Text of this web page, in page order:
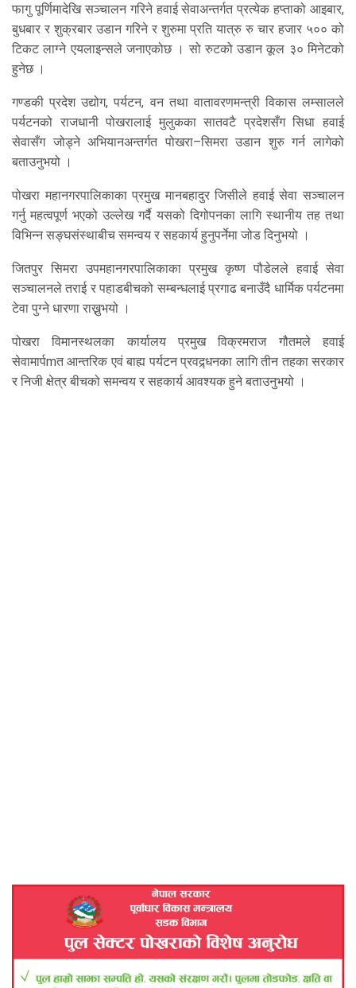
फागु पूर्णिमादेखि सञ्चालन गरिने हवाई सेवाअन्तर्गत प्रत्येक हप्ताको आइबार,
बुधबार र शुक्रबार उडान गरिने र शुरुमा प्रति यात्रु रु चार हजार ५०० को
टिकट लाग्ने एयलाइन्सले जनाएकोछ । सो रुटको उडान कूल ३० मिनेटको
हुनेछ ।
गण्डकी प्रदेश उद्योग, पर्यटन, वन तथा वातावरणमन्त्री विकास लम्सालले
पर्यटनको राजधानी पोखरालाई मुलुकका सातवटै प्रदेशसँग सिधा हवाई
सेवासँग जोड्ने अभियानअन्तर्गत पोखरा–सिमरा उडान शुरु गर्न लागेको
बताउनुभयो ।
पोखरा महानगरपालिकाका प्रमुख मानबहादुर जिसीले हवाई सेवा सञ्चालन
गर्नु महत्वपूर्ण भएको उल्लेख गर्दै यसको दिगोपनका लागि स्थानीय तह तथा
विभिन्न सङ्घसंस्थाबीच समन्वय र सहकार्य हुनुपर्नेमा जोड दिनुभयो ।
जितपुर सिमरा उपमहानगरपालिकाका प्रमुख कृष्ण पौडेलले हवाई सेवा
सञ्चालनले तराई र पहाडबीचको सम्बन्धलाई प्रगाढ बनाउँदै धार्मिक पर्यटनमा
टेवा पुग्ने धारणा राख्नुभयो ।
पोखरा विमानस्थलका कार्यालय प्रमुख विक्रमराज गौतमले हवाई
सेवामार्पmत आन्तरिक एवं बाह्य पर्यटन प्रवद्र्धनका लागि तीन तहका सरकार
र निजी क्षेत्र बीचको समन्वय र सहकार्य आवश्यक हुने बताउनुभयो ।